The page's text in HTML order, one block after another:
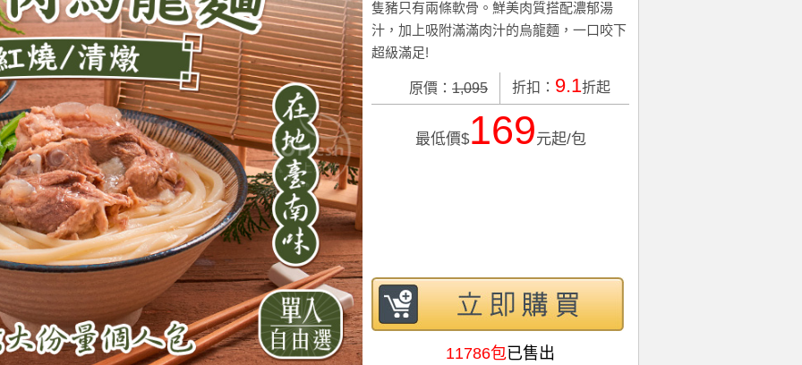
隻豬只有兩條軟骨。鮮美肉質搭配濃郁湯
汁，加上吸附滿滿肉汁的烏龍麵，一口咬下
超級滿足!
原價： 1,095 折扣： 9.1折起
最低價$169元起/包
11786包已售出